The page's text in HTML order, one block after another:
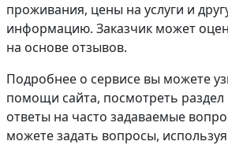
проживания, цены на услуги и
информацию. Заказчик может
на основе отзывов.
Подробнее о сервисе вы можете
помощи сайта, посмотреть раздел
ответы на часто задаваемые
можете задать вопросы,